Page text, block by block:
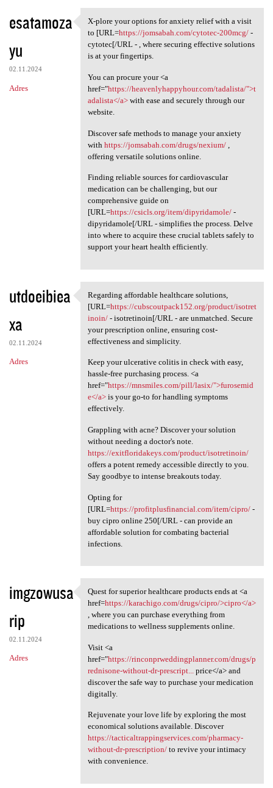
esatamoza
yu
02.11.2024
Adres
X-plore your options for
X-plore your options for anxiety relief with a visit
to [URL=https://jomsabah.com/cytotec-200mcg/-
cytotec[/URL - , where securing effective solutions
is at your fingertips.
You can procure your <a
href="https://heavenlyhappyhour.com/tadalista/">t
adalista</a>with ease and securely through our
website.
Discover safe methods to manage your anxiety
with https://jomsabah.com/drugs/nexium/,
offering versatile solutions online.
Finding reliable sources for cardiovascular
medication can be challenging, but our
comprehensive guide on
[URL=https://csicls.org/item/dipyridamole/-
dipyridamole[/URL - simplifies the process. Delve
into where to acquire these crucial tablets safely to
support your heart health efficiently.
utdoeibiea
xa
02.11.2024
Adres
Regarding affordable
Regarding affordable healthcare solutions,
[URL=https://cubscoutpack152.org/product/isotret
inoin/- isotretinoin[/URL - are unmatched. Secure
your prescription online, ensuring cost-
effectiveness and simplicity.
Keep your ulcerative colitis in check with easy,
hassle-free purchasing process. <a
href="https://mnsmiles.com/pill/lasix/">furosemid
e</a>is your go-to for handling symptoms
effectively.
Grappling with acne? Discover your solution
without needing a doctor's note.
https://exitfloridakeys.com/product/isotretinoin/
offers a potent remedy accessible directly to you.
Say goodbye to intense breakouts today.
Opting for
[URL=https://profitplusfinancial.com/item/cipro/-
buy cipro online 250[/URL - can provide an
affordable solution for combating bacterial
infections.
imgzowusa
rip
02.11.2024
Adres
Quest for superior healthcare
Quest for superior healthcare products ends at <a
href=https://karachigo.com/drugs/cipro/>cipro</a>
, where you can purchase everything from
medications to wellness supplements online.
Visit <a
href="https://rinconprweddingplanner.com/drugs/p
rednisone-without-dr-prescript...
price</a> and
discover the safe way to purchase your medication
digitally.
Rejuvenate your love life by exploring the most
economical solutions available. Discover
https://tacticaltrappingservices.com/pharmacy-
without-dr-prescription/to revive your intimacy
with convenience.